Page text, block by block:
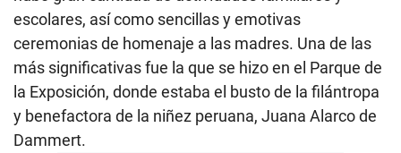
escolares, así como sencillas y emotivas
ceremonias de homenaje a las madres. Una de las
más significativas fue la que se hizo en el Parque de
la Exposición, donde estaba el busto de la filántropa
y benefactora de la niñez peruana, Juana Alarco de
Dammert.